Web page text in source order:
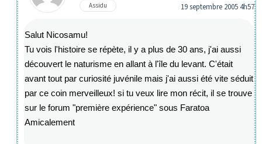
Assidu 19 septembre 2005 4h57
Salut Nicosamu!
Tu vois l'histoire se répète, il y a plus de 30 ans, j'ai aussi
découvert le naturisme en allant à l'île du levant. C'était
avant tout par curiosité juvénile mais j'ai aussi été vite séduit
par ce coin merveilleux! si tu veux lire mon récit, il se trouve
sur le forum "première expérience" sous Faratoa
Amicalement